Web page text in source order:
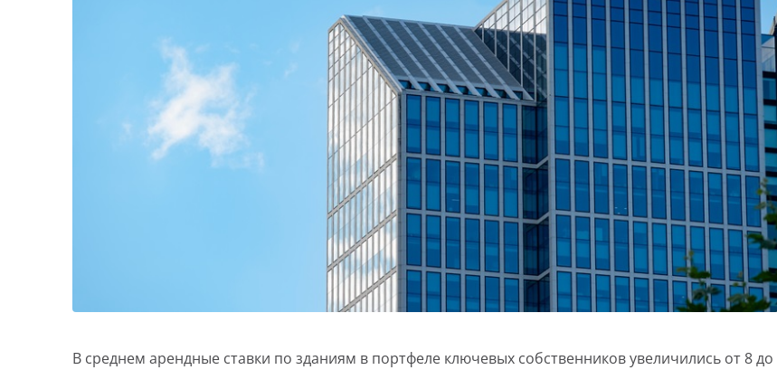
В среднем арендные ставки по зданиям в портфеле ключевых собственников увеличились от 8 до